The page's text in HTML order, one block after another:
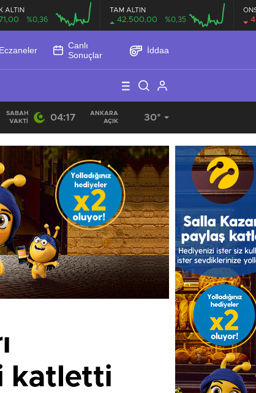
ALTIN
%0,36
TAM ALTIN
42.500,00 %0,35
Eczaneler
Canlı
Sonuçlar
İddaa
11:01 / 71 İlde Dev Narkotik Operasyonu: 832 Kilo Uyuşturucu,
SABAH
VAKTI
04:17
ANKARA
AÇIK
30°
katletti